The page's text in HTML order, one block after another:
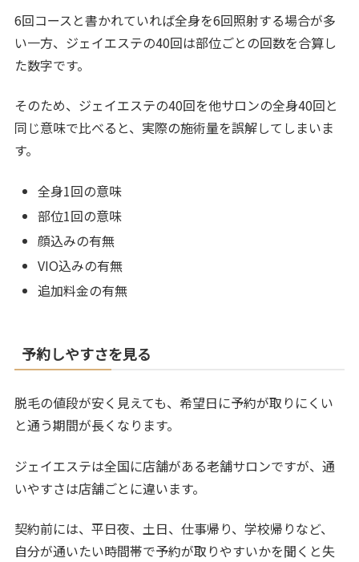
6回コースと書かれていれば全身を6回照射する場合が多
い一方、ジェイエステの40回は部位ごとの回数を合算し
た数字です。
そのため、ジェイエステの40回を他サロンの全身40回と
同じ意味で比べると、実際の施術量を誤解してしまいま
す。
全身1回の意味
部位1回の意味
顔込みの有無
VIO込みの有無
追加料金の有無
予約しやすさを見る
脱毛の値段が安く見えても、希望日に予約が取りにくい
と通う期間が長くなります。
ジェイエステは全国に店舗がある老舗サロンですが、通
いやすさは店舗ごとに違います。
契約前には、平日夜、土日、仕事帰り、学校帰りなど、
自分が通いたい時間帯で予約が取りやすいかを聞くと失